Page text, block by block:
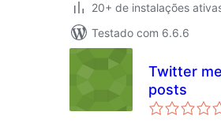
20+ de instalações
Testado com 6.6.6
Twitter
posts